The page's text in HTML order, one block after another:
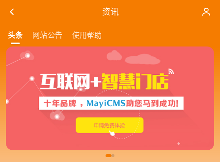
资讯
头条 网站公告 使用帮助